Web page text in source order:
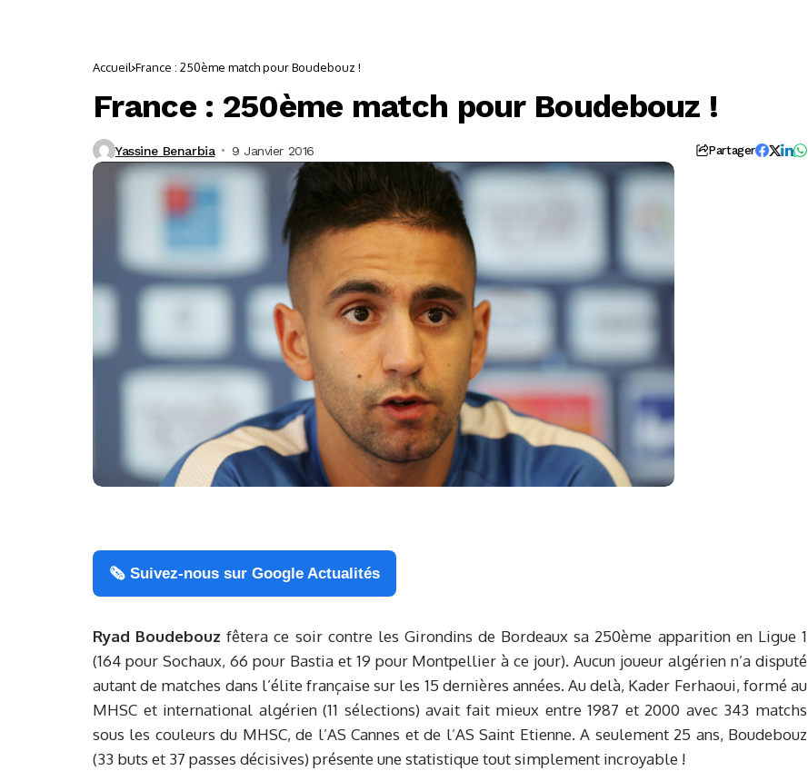
Accueil France : 250ème match pour Boudebouz !
France : 250ème match pour Boudebouz !
Yassine Benarbia 9 Janvier 2016 Partager
🗞️ Suivez-nous sur Google Actualités
Ryad Boudebouz fêtera ce soir contre les Girondins de Bordeaux sa 250ème apparition en Ligue 1
(164 pour Sochaux, 66 pour Bastia et 19 pour Montpellier à ce jour). Aucun joueur algérien n’a disputé
autant de matches dans l’élite française sur les 15 dernières années. Au delà, Kader Ferhaoui, formé au
MHSC et international algérien (11 sélections) avait fait mieux entre 1987 et 2000 avec 343 matchs
sous les couleurs du MHSC, de l’AS Cannes et de l’AS Saint Etienne. A seulement 25 ans, Boudebouz
(33 buts et 37 passes décisives) présente une statistique tout simplement incroyable !